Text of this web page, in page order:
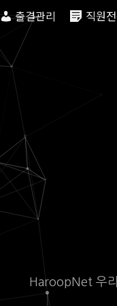
출결관리 직원
HaroopNet 우